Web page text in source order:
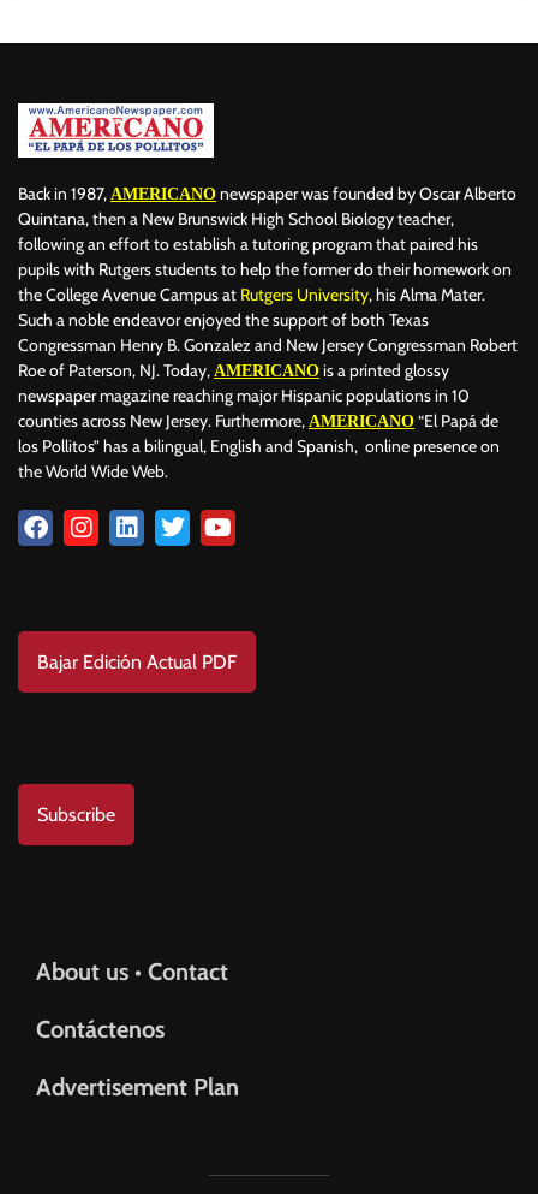
Back in 1987, AMERICANO newspaper was founded by Oscar Alberto
Quintana, then a New Brunswick High School Biology teacher,
following an effort to establish a tutoring program that paired his
pupils with Rutgers students to help the former do their homework on
the College Avenue Campus at Rutgers University, his Alma Mater.
Such a noble endeavor enjoyed the support of both Texas
Congressman Henry B. Gonzalez and New Jersey Congressman Robert
Roe of Paterson, NJ. Today, AMERICANO is a printed glossy
newspaper magazine reaching major Hispanic populations in 10
counties across New Jersey. Furthermore, AMERICANO “El Papá de
los Pollitos” has a bilingual, English and Spanish, online presence on
the World Wide Web.
Bajar Edición Actual PDF
Subscribe
About us • Contact
Contáctenos
Advertisement Plan